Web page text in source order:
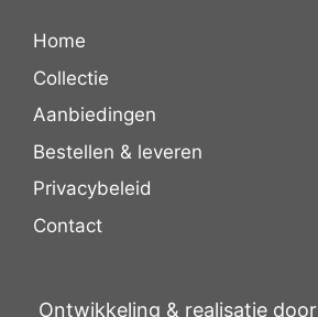
Home
Collectie
Aanbiedingen
Bestellen & leveren
Privacybeleid
Contact
Ontwikkeling & realisatie door